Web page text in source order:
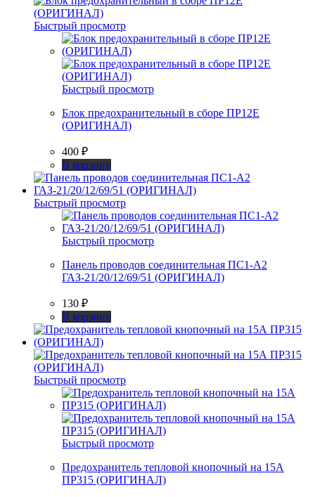
Быстрый просмотр
Быстрый просмотр
Блок предохранительный в сборе ПР12Е
(ОРИГИНАЛ)
400 ₽
В корзину
Быстрый просмотр
Быстрый просмотр
Панель проводов соединительная ПС1-А2
ГАЗ-21/20/12/69/51 (ОРИГИНАЛ)
130 ₽
В корзину
Быстрый просмотр
Быстрый просмотр
Предохранитель тепловой кнопочный на 15А
ПР315 (ОРИГИНАЛ)